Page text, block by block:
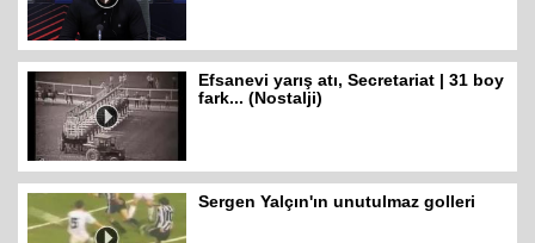
Efsanevi yarış atı, Secretariat | 31 boy
fark... (Nostalji)
Sergen Yalçın'ın unutulmaz golleri